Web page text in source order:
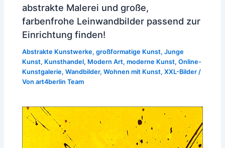
abstrakte Malerei und große,
farbenfrohe Leinwandbilder passend zur
Einrichtung finden!
Abstrakte Kunstwerke,großformatige Kunst,Junge
Kunst, Kunsthandel, Modern Art,moderne Kunst,Online-
Kunstgalerie,Wandbilder,Wohnen mit Kunst,XXL-Bilder /
Vonart4berlin Team